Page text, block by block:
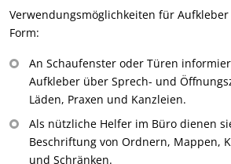
Verwendungsmöglichkeiten für
Form:
An Schaufenster oder Türen
Aufkleber über Sprech- und
Läden, Praxen und Kanzleien.
Als nützliche Helfer im Büro dienen
Beschriftung von Ordnern, Mappen,
und Schränken.